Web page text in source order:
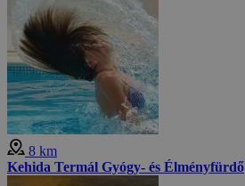
8 km
Kehida Termál Gyógy- és Élményfürdő